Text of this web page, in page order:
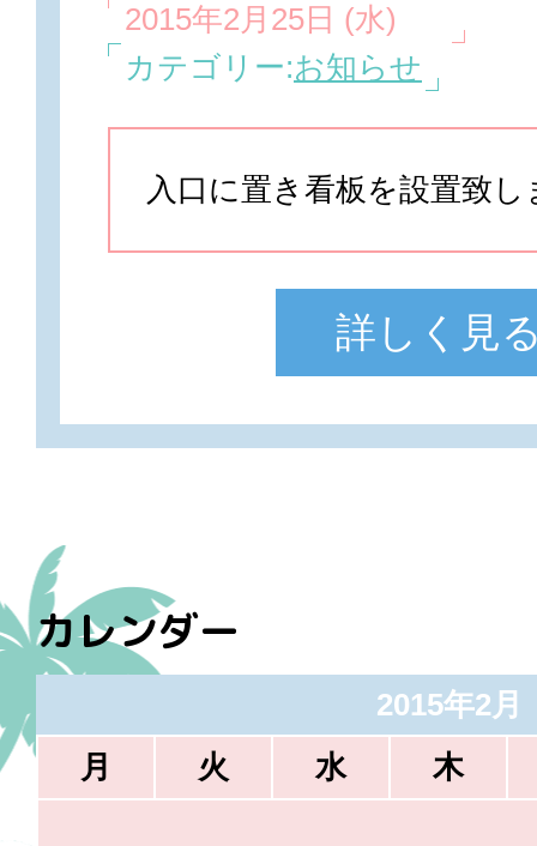
2015年2月25日 (水)
カテゴリー:お知らせ
入口に置き看板を設置致し
詳しく見
カレンダー
2015年2月
月
火 水 木